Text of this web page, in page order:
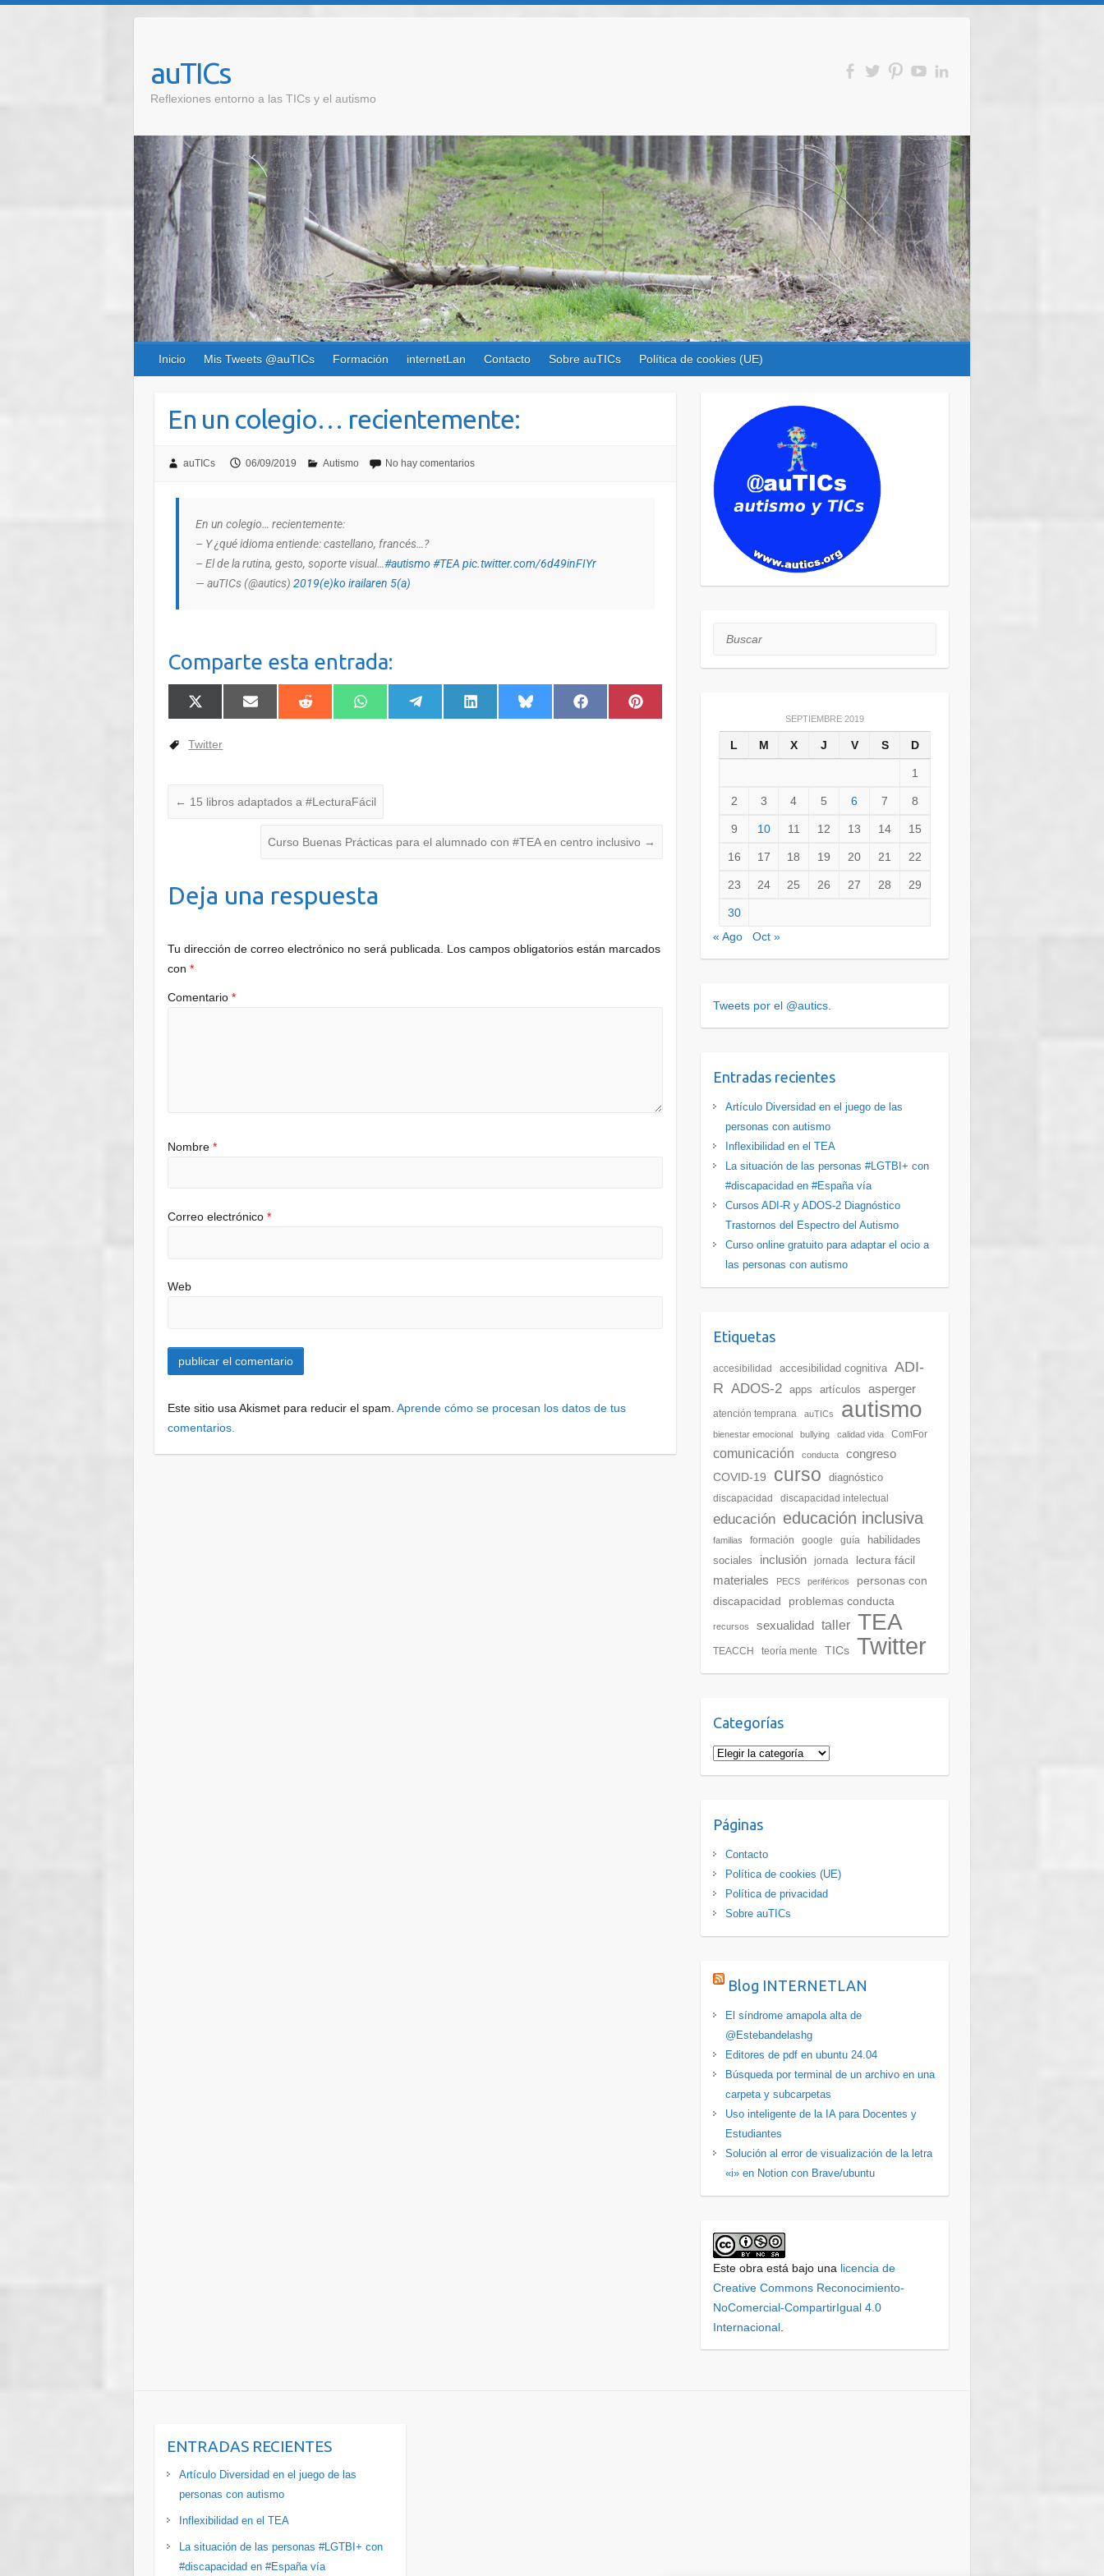
auTICs
Reflexiones entorno a las TICs y el autismo
Inicio Mis Tweets @auTICs Formación internetLan Contacto Sobre auTICs Política de cookies (UE)
En un colegio… recientemente:
auTICs 06/09/2019 Autismo No hay comentarios
En un colegio… recientemente:
– Y ¿qué idioma entiende: castellano, francés…?
– El de la rutina, gesto, soporte visual…#autismo #TEA pic.twitter.com/6d49inFIYr
— auTICs (@autics)2019(e)ko irailaren 5(a)
Comparte esta entrada:
Twitter
← 15 libros adaptados a #LecturaFácil
Curso Buenas Prácticas para el alumnado con #TEA en centro inclusivo →
Deja una respuesta
Tu dirección de correo electrónico no será publicada.
Los campos obligatorios están marcados
con*
Comentario*
Nombre*
Correo electrónico*
Web
Este sitio usa Akismet para reducir el spam.Aprende cómo se procesan los datos de tus
comentarios.
Buscar
SEPTIEMBRE 2019
L M X J V S D
1
2 3 4 5 6 7 8
9 10 11 12 13 14 15
16 17 18 19 20 21 22
23 24 25 26 27 28 29
30
« Ago
Oct »
Tweets por el @autics.
Entradas recientes
Artículo Diversidad en el juego de las
personas con autismo
Inflexibilidad en el TEA
La situación de las personas #LGTBI+ con
#discapacidad en #España vía
Cursos ADI-R y ADOS-2 Diagnóstico
Trastornos del Espectro del Autismo
Curso online gratuito para adaptar el ocio a
las personas con autismo
Etiquetas
accesibilidad accesibilidad cognitiva
ADI-
R ADOS-2 apps artículos asperger
atención temprana auTICs autismo
bienestar emocional bullying calidad vida ComFor
comunicación conducta congreso
COVID-19 curso diagnóstico
discapacidad discapacidad intelectual
educación educación inclusiva
familias formación google guía
habilidades
sociales
inclusión jornada lectura fácil
materiales PECS periféricos
personas con
discapacidad
problemas conducta
recursos sexualidad taller TEA
TEACCH teoría mente TICs Twitter
Categorías
Páginas
Contacto
Política de cookies (UE)
Política de privacidad
Sobre auTICs
Blog INTERNETLAN
El síndrome amapola alta de
@Estebandelashg
Editores de pdf en ubuntu 24.04
Búsqueda por terminal de un archivo en una
carpeta y subcarpetas
Uso inteligente de la IA para Docentes y
Estudiantes
Solución al error de visualización de la letra
«i» en Notion con Brave/ubuntu
Este obra está bajo una licencia de
Creative Commons Reconocimiento-
NoComercial-CompartirIgual 4.0
Internacional.
ENTRADAS RECIENTES
Artículo Diversidad en el juego de las
personas con autismo
Inflexibilidad en el TEA
La situación de las personas #LGTBI+ con
#discapacidad en #España vía